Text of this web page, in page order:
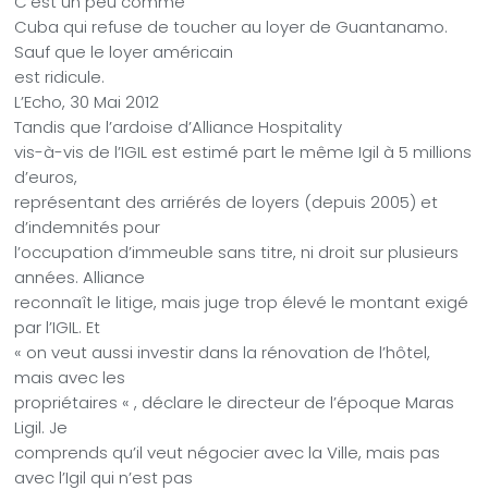
Cuba qui refuse de toucher au loyer de Guantanamo.
Sauf que le loyer américain
est ridicule.
L’Echo, 30 Mai 2012
Tandis que l’ardoise d’Alliance Hospitality
vis-à-vis de l’IGIL est estimé part le même Igil à 5 millions
d’euros,
représentant des arriérés de loyers (depuis 2005) et
d’indemnités pour
l’occupation d’immeuble sans titre, ni droit sur plusieurs
années. Alliance
reconnaît le litige, mais juge trop élevé le montant exigé
par l’IGIL. Et
« on veut aussi investir dans la rénovation de l’hôtel,
mais avec les
propriétaires « , déclare le directeur de l’époque Maras
Ligil. Je
comprends qu’il veut négocier avec la Ville, mais pas
avec l’Igil qui n’est pas